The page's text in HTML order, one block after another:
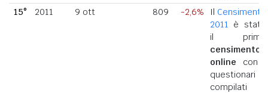
15°
2011 9 ott 809 -2,6% Il Censimento
2011 è stato
il primo
censimento
online con i
questionari
compilati